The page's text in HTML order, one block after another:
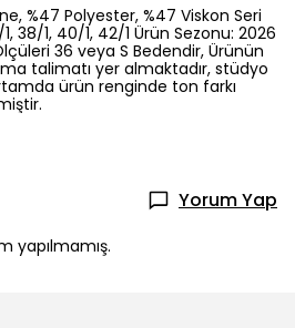
%47 Polyester, %47 Viskon Seri
38/1, 40/1, 42/1 Ürün Sezonu: 2026
36 veya S Bedendir, Ürünün
talimatı yer almaktadır, stüdyo
ürün renginde ton farkı
Yorum Yap
yapılmamış.